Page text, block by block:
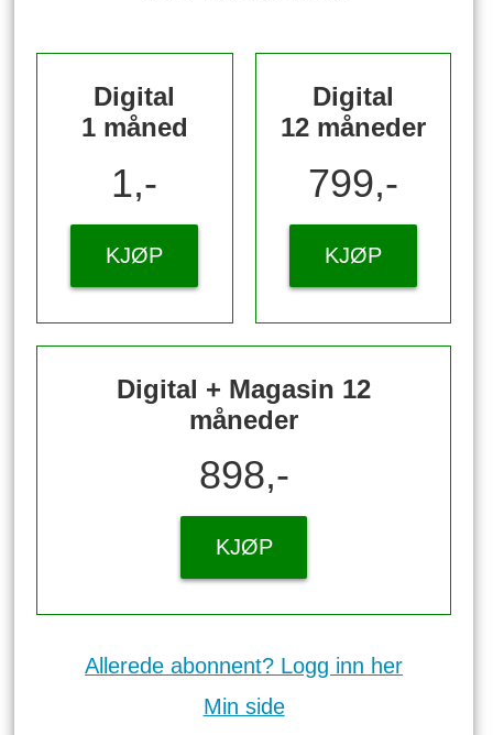
Digital
1 måned
1,-
KJØP
Digital
12 måneder
799,-
KJØP
Digital + Magasin 12
måneder
898,-
KJØP
Allerede abonnent? Logg inn her
Min side